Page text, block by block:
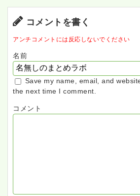
コメントを書く
アンチコメントには反応しないでください
名前
Save my name, email, and
the next time I comment.
コメント